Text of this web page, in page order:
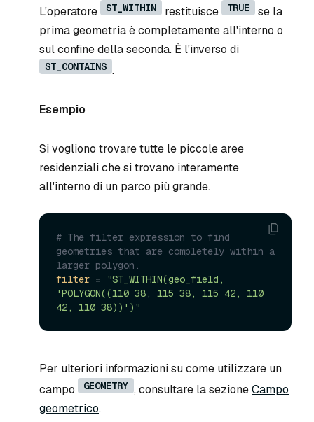
L'operatore ST_WITHIN restituisce TRUE
se la
prima geometria è completamente all'interno o
sul confine della seconda. È l'inverso di
ST_CONTAINS .
Esempio
Si vogliono trovare tutte le piccole aree
residenziali che si trovano interamente
all'interno di un parco più grande.
# The filter expression to find
geometries that are completely within a
larger polygon.
filter =
"ST_WITHIN(geo_field,
'POLYGON((110 38, 115 38, 115 42, 110
42, 110 38))')"
Per ulteriori informazioni su come utilizzare un
campo
GEOMETRY , consultare la sezioneCampo
geometrico.